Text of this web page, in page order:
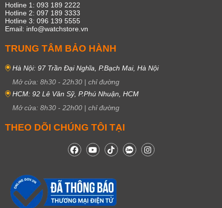
Hotline 1: 093 189 2222
Hotline 2: 097 189 3333
Hotline 3: 096 139 5555
Email: info@watchstore.vn
TRUNG TÂM BẢO HÀNH
Hà Nội: 97 Trần Đại Nghĩa, P.Bạch Mai, Hà Nội
Mở cửa: 8h30 - 22h30 | chỉ đường
HCM: 92 Lê Văn Sỹ, P.Phú Nhuận, HCM
Mở cửa: 8h30 - 22h00 | chỉ đường
THEO DÕI CHÚNG TÔI TẠI